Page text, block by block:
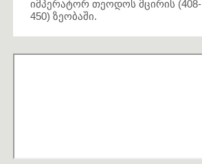
იმპერატორ თეოდოს მცირის (408-
450) ზეობაში.